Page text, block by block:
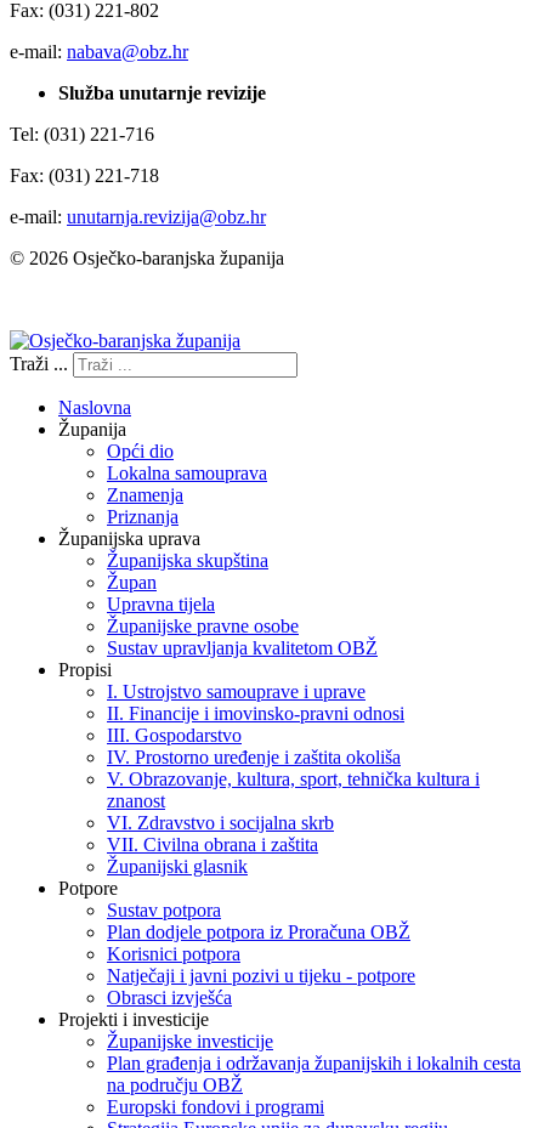
Fax: (031) 221-802
e-mail: nabava@obz.hr
Služba unutarnje revizije
Tel: (031) 221-716
Fax: (031) 221-718
e-mail: unutarnja.revizija@obz.hr
© 2026 Osječko-baranjska županija
Traži ...
Naslovna
Županija
Opći dio
Lokalna samouprava
Znamenja
Priznanja
Županijska uprava
Županijska skupština
Župan
Upravna tijela
Županijske pravne osobe
Sustav upravljanja kvalitetom OBŽ
Propisi
I. Ustrojstvo samouprave i uprave
II. Financije i imovinsko-pravni odnosi
III. Gospodarstvo
IV. Prostorno uređenje i zaštita okoliša
V. Obrazovanje, kultura, sport, tehnička kultura i
znanost
VI. Zdravstvo i socijalna skrb
VII. Civilna obrana i zaštita
Županijski glasnik
Potpore
Sustav potpora
Plan dodjele potpora iz Proračuna OBŽ
Korisnici potpora
Natječaji i javni pozivi u tijeku - potpore
Obrasci izvješća
Projekti i investicije
Županijske investicije
Plan građenja i održavanja županijskih i lokalnih cesta
na području OBŽ
Europski fondovi i programi